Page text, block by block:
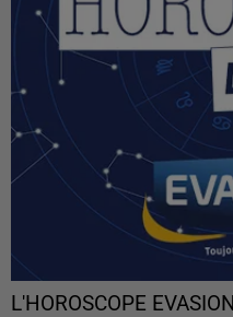
L'HOROSCOPE EVASION